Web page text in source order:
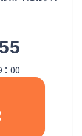
｜禁煙ルーム・
ル｜禁煙ルー
ーム・Wi-Fi
ーム・Wi-Fi
｜禁煙ルーム
00